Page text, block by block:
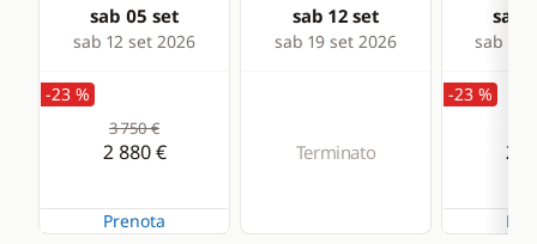
paraspruzzi
sab 05 set
sab 12 set 2026
sab 12 set
sab 19 set 2026
sab
sab 26
-23 %
3 750 €
2 880 €
Prenota
Terminato
-23 %
2